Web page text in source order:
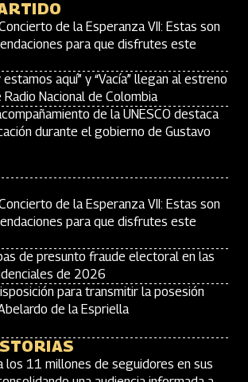
de la Esperanza VII: Estas son
para que disfrutes este
estamos aquí” y “Vacía” llegan al estreno
Nacional de Colombia
de la UNESCO destaca
durante el gobierno de Gustavo
de la Esperanza VII: Estas son
para que disfrutes este
de presunto fraude electoral en las
de 2026
para transmitir la posesión
de la Espriella
los 11 millones de seguidores en sus